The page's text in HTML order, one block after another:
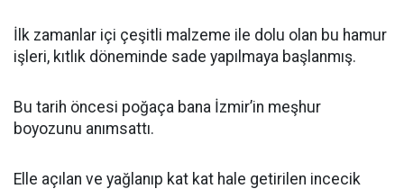
İlk zamanlar içi çeşitli malzeme ile dolu olan bu hamur
işleri, kıtlık döneminde sade yapılmaya başlanmış.
Bu tarih öncesi poğaça bana İzmir’in meşhur
boyozunu anımsattı.
Elle açılan ve yağlanıp kat kat hale getirilen incecik